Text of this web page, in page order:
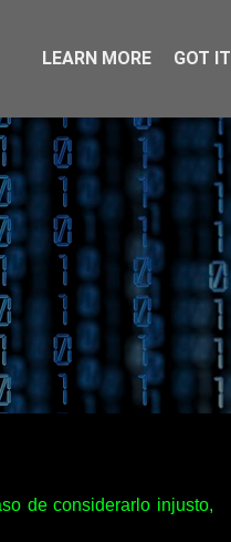
de considerarlo injusto,
LEARN MORE GOT IT